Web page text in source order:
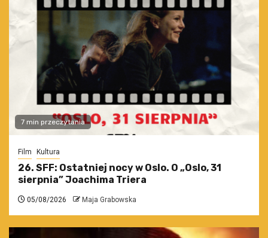
7 min przeczytania
Film Kultura
26. SFF: Ostatniej nocy w Oslo. O „Oslo, 31
sierpnia” Joachima Triera
05/08/2026 Maja Grabowska